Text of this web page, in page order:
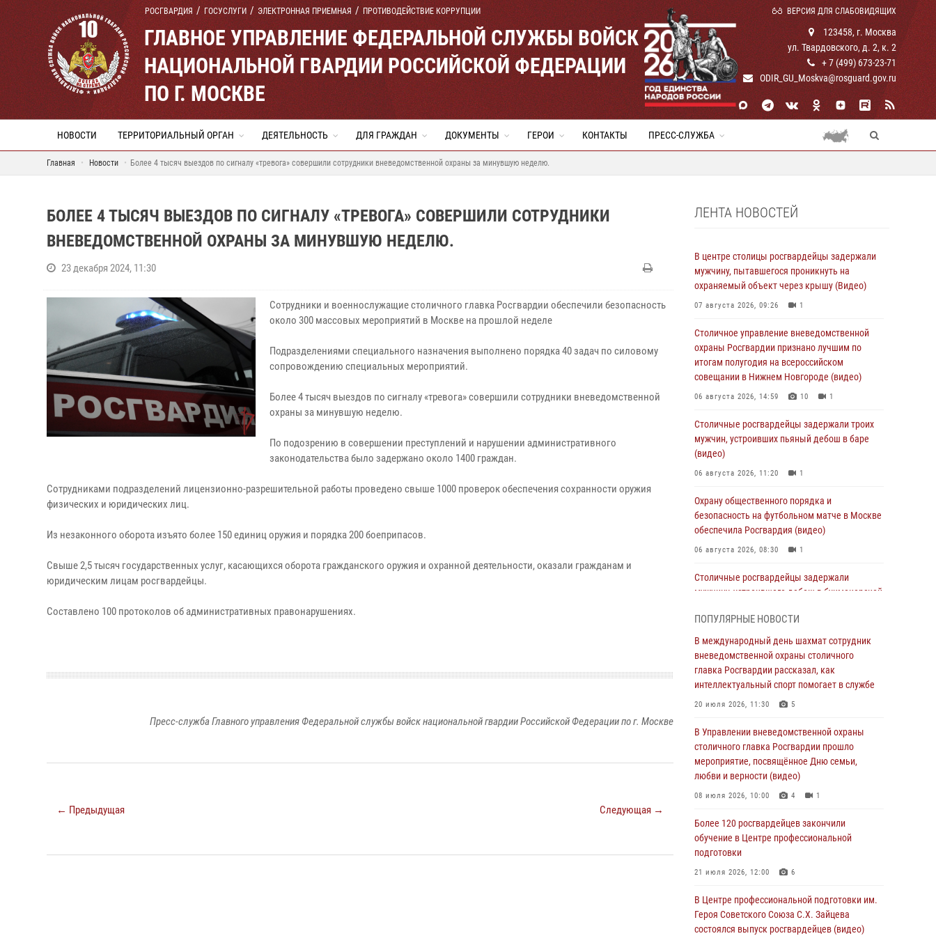
РОСГВАРДИЯ ГОСУСЛУГИ ЭЛЕКТРОННАЯ ПРИЕМНАЯ ПРОТИВОДЕЙСТВИЕ КОРРУПЦИИ ВЕРСИЯ ДЛЯ СЛАБОВИДЯЩИХ
ГЛАВНОЕ УПРАВЛЕНИЕ ФЕДЕРАЛЬНОЙ СЛУЖБЫ ВОЙСК
НАЦИОНАЛЬНОЙ ГВАРДИИ РОССИЙСКОЙ ФЕДЕРАЦИИ
ПО Г. МОСКВЕ
123458, г. Москва
ул. Твардовского, д. 2, к. 2
+ 7 (499) 673-23-71
ODIR_GU_Moskva@rosguard.gov.ru
НОВОСТИ ТЕРРИТОРИАЛЬНЫЙ ОРГАН ДЕЯТЕЛЬНОСТЬ ДЛЯ ГРАЖДАН ДОКУМЕНТЫ ГЕРОИ КОНТАКТЫ ПРЕСС-СЛУЖБА
Главная Новости Более 4 тысяч выездов по сигналу «тревога» совершили сотрудники вневедомственной охраны за минувшую неделю.
БОЛЕЕ 4 ТЫСЯЧ ВЫЕЗДОВ ПО СИГНАЛУ «ТРЕВОГА» СОВЕРШИЛИ СОТРУДНИКИ
ВНЕВЕДОМСТВЕННОЙ ОХРАНЫ ЗА МИНУВШУЮ НЕДЕЛЮ.
23 декабря 2024, 11:30
Сотрудники и военнослужащие столичного главка Росгвардии обеспечили безопасность
около 300 массовых мероприятий в Москве на прошлой неделе
Подразделениями специального назначения выполнено порядка 40 задач по силовому
сопровождению специальных мероприятий.
Более 4 тысяч выездов по сигналу «тревога» совершили сотрудники вневедомственной
охраны за минувшую неделю.
По подозрению в совершении преступлений и нарушении административного
законодательства было задержано около 1400 граждан.
Сотрудниками подразделений лицензионно-разрешительной работы проведено свыше 1000 проверок обеспечения сохранности оружия
физических и юридических лиц.
Из незаконного оборота изъято более 150 единиц оружия и порядка 200 боеприпасов.
Свыше 2,5 тысяч государственных услуг, касающихся оборота гражданского оружия и охранной деятельности, оказали гражданам и
юридическим лицам росгвардейцы.
Составлено 100 протоколов об административных правонарушениях.
Пресс-служба Главного управления Федеральной службы войск национальной гвардии Российской Федерации по г. Москве
← Предыдущая Следующая →
ЛЕНТА НОВОСТЕЙ
В центре столицы росгвардейцы задержали
мужчину, пытавшегося проникнуть на
охраняемый объект через крышу (Видео)
07 августа 2026, 09:26 1
Столичное управление вневедомственной
охраны Росгвардии признано лучшим по
итогам полугодия на всероссийском
совещании в Нижнем Новгороде (видео)
06 августа 2026, 14:59 10 1
Столичные росгвардейцы задержали троих
мужчин, устроивших пьяный дебош в баре
(видео)
06 августа 2026, 11:20 1
Охрану общественного порядка и
безопасность на футбольном матче в Москве
обеспечила Росгвардия (видео)
06 августа 2026, 08:30 1
Столичные росгвардейцы задержали
мужчину, устроившего дебош в букмекерской
Московские росгвардейцы обеспечили
безопасность проведения футбольного матча
Кубка России (Видео)
05 августа 2026, 12:35
Делегация МВД Республики Беларусь
ознакомилась с передовыми методами
работы Росгвардии в Москве (видео)
04 августа 2026, 18:16 5
чемпионат по самбо и боевому самбо.
(видео)
04 августа 2026, 14:00
эфира на «Радио Москвы» и рассказал о
работе дежурных частей
04 августа 2026, 12:28
ПОПУЛЯРНЫЕ НОВОСТИ
В международный день шахмат сотрудник
вневедомственной охраны столичного
главка Росгвардии рассказал, как
интеллектуальный спорт помогает в службе
20 июля 2026, 11:30 5
В Управлении вневедомственной охраны
столичного главка Росгвардии прошло
мероприятие, посвящённое Дню семьи,
любви и верности (видео)
08 июля 2026, 10:00 4 1
Более 120 росгвардейцев закончили
обучение в Центре профессиональной
подготовки
21 июля 2026, 12:00 6
В Центре профессиональной подготовки им.
Героя Советского Союза С.Х. Зайцева
состоялся выпуск росгвардейцев (видео)